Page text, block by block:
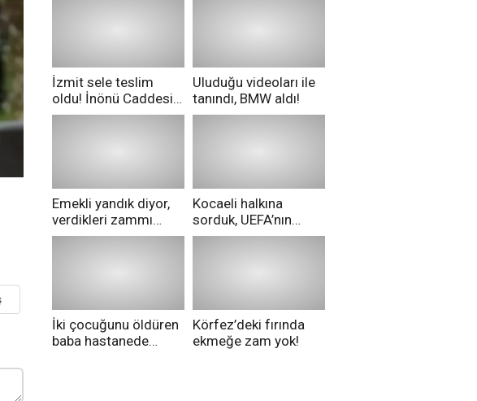
İzmit sele teslim
oldu! İnönü Caddesi
göle döndü!
Uluduğu videoları ile
tanındı, BMW aldı!
Emekli yandık diyor,
verdikleri zammı
pazarda geri aldılar!
Kocaeli halkına
sorduk, UEFA’nın
Merih Demiral kararı
İki çocuğunu öldüren
baba hastanede
Körfez’deki fırında
ekmeğe zam yok!